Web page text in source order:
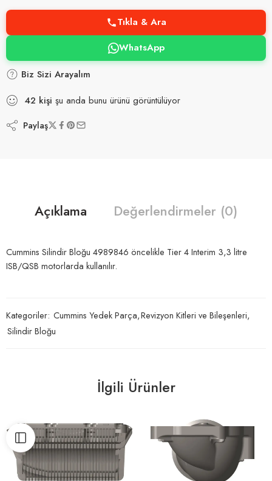
Tıkla & Ara
WhatsApp
Biz Sizi Arayalım
42 kişi şu anda bunu ürünü görüntülüyor
Paylaş
Açıklama Değerlendirmeler (0)
Cummins Silindir Bloğu 4989846 öncelikle Tier 4 Interim 3,3 litre
ISB/QSB motorlarda kullanılır.
Kategoriler: Cummins Yedek Parça,Revizyon Kitleri ve Bileşenleri,
Silindir Bloğu
İlgili Ürünler